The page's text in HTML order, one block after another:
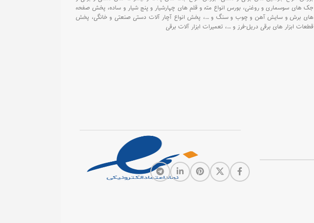
جک های سوسماری و روغنی، بورس انواع مته و قلم های چهارشیار و پنج شیار و ساده، پخش صفحه
های برش و سایش آهن و چوب و سنگ و…، پخش انواع آچار آلات دستی صنعتی و خانگی، پخش
قطعات ابزار های برقی دریل-فرز و …،تعمیرات ابزار آلات برقی